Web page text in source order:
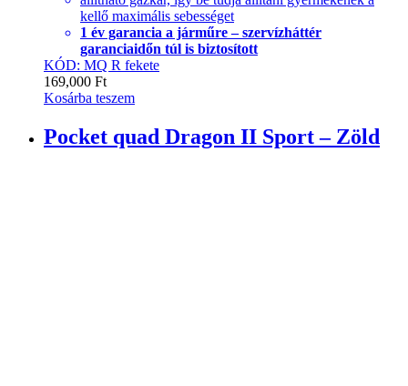
kellő maximális sebességet
1 év garancia a járműre – szervízháttér
garanciaidőn túl is biztosított
KÓD: MQ R fekete
169,000 Ft
Kosárba teszem
Pocket quad Dragon II Sport – Zöld